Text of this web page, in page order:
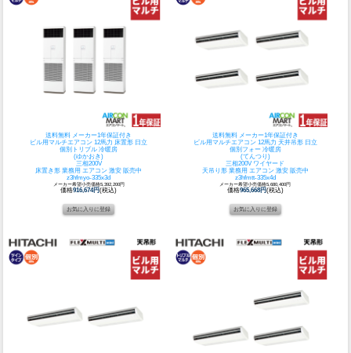
送料無料 メーカー1年保証付き
ビル用マルチエアコン 12馬力 床置形 日立
個別トリプル 冷暖房
(ゆかおき)
三相200V
床置き形 業務用 エアコン 激安 販売中
z3hfmyo-335x3d
メーカー希望小売価格5,392,200円
価格916,674円(税込)
送料無料 メーカー1年保証付き
ビル用マルチエアコン 12馬力 天井吊形 日立
個別フォー 冷暖房
(てんつり)
三相200V ワイヤード
天吊り形 業務用 エアコン 激安 販売中
z3hfmtt-335x4d
メーカー希望小売価格5,680,400円
価格965,668円(税込)